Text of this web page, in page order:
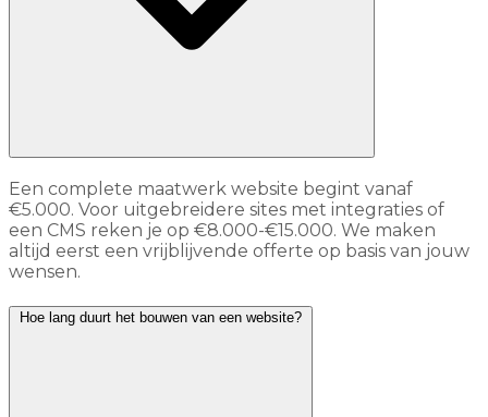
Een complete maatwerk website begint vanaf
€5.000. Voor uitgebreidere sites met integraties of
een CMS reken je op €8.000-€15.000. We maken
altijd eerst een vrijblijvende offerte op basis van jouw
wensen.
Hoe lang duurt het bouwen van een website?